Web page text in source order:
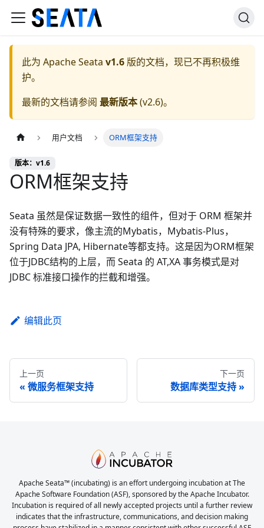
此为 Apache Seata v1.6 版的文档，现已不再积极维
护。
最新的文档请参阅 最新版本(v2.6)。
用户文档 ORM框架支持
版本：v1.6
ORM框架支持
Seata 虽然是保证数据一致性的组件，但对于 ORM 框架并
没有特殊的要求，像主流的Mybatis，Mybatis-Plus，
Spring Data JPA, Hibernate等都支持。这是因为ORM框架
位于JDBC结构的上层，而 Seata 的 AT,XA 事务模式是对
JDBC 标准接口操作的拦截和增强。
编辑此页
上一页
微服务框架支持
下一页
数据库类型支持
Apache Seata™ (incubating) is an effort undergoing incubation at The
Apache Software Foundation (ASF), sponsored by the Apache Incubator.
Incubation is required of all newly accepted projects until a further review
indicates that the infrastructure, communications, and decision making